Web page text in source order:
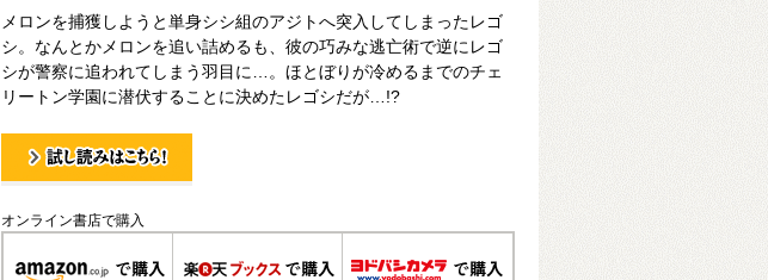
メロンを捕獲しようと単身シシ組のアジトへ突入してしまったレゴ
シ。なんとかメロンを追い詰めるも、彼の巧みな逃亡術で逆にレゴ
シが警察に追われてしまう羽目に…。ほとぼりが冷めるまでのチェ
リートン学園に潜伏することに決めたレゴシだが…!?
オンライン書店で購入